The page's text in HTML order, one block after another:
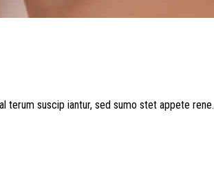
terum suscip iantur, sed sumo stet appete rene.